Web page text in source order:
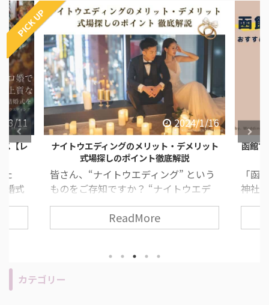
PICK UP
3/11
【レ
婚式
すめ
がな
人と
の
2024/1/16
ナイトウエディングのメリット・デメリット
式場探しのポイント徹底解説
皆さん、“ナイトウエディング” という
ものをご存知ですか？ “ナイトウエデ
ィング” とは、夕方から夜の時間に行
う結婚式のことで、近年とても人気な
挙式スタイルの一つです！ 挙式や披露
わりありません。 今回は、ナイトウエ
ディングのメリット・デメリットの説
ReadMore
函館
「函
神社
道っ
いと
カテゴリー